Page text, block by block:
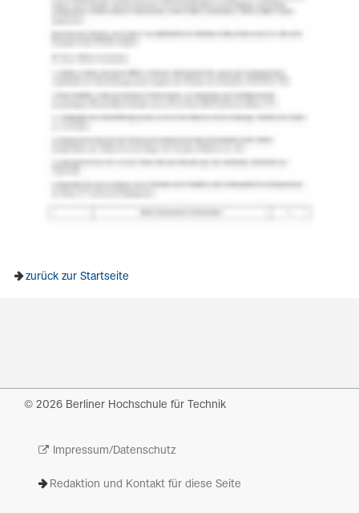
zurück zur Startseite
© 2026 Berliner Hochschule für Technik
Impressum/Datenschutz
Redaktion und Kontakt für diese Seite